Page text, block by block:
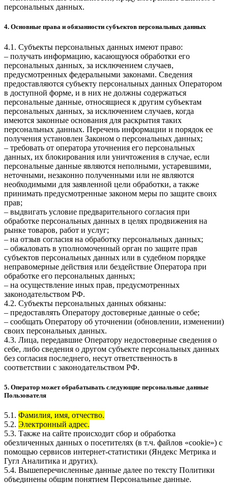
персональных данных.
4. Основные права и обязанности субъектов персональных данных
4.1. Субъекты персональных данных имеют право:
– получать информацию, касающуюся обработки его
персональных данных, за исключением случаев,
предусмотренных федеральными законами. Сведения
предоставляются субъекту персональных данных Оператором
в доступной форме, и в них не должны содержаться
персональные данные, относящиеся к другим субъектам
персональных данных, за исключением случаев, когда
имеются законные основания для раскрытия таких
персональных данных. Перечень информации и порядок ее
получения установлен Законом о персональных данных;
– требовать от оператора уточнения его персональных
данных, их блокирования или уничтожения в случае, если
персональные данные являются неполными, устаревшими,
неточными, незаконно полученными или не являются
необходимыми для заявленной цели обработки, а также
принимать предусмотренные законом меры по защите своих
прав;
– выдвигать условие предварительного согласия при
обработке персональных данных в целях продвижения на
рынке товаров, работ и услуг;
– на отзыв согласия на обработку персональных данных;
– обжаловать в уполномоченный орган по защите прав
субъектов персональных данных или в судебном порядке
неправомерные действия или бездействие Оператора при
обработке его персональных данных;
– на осуществление иных прав, предусмотренных
законодательством РФ.
4.2. Субъекты персональных данных обязаны:
– предоставлять Оператору достоверные данные о себе;
– сообщать Оператору об уточнении (обновлении, изменении)
своих персональных данных.
4.3. Лица, передавшие Оператору недостоверные сведения о
себе, либо сведения о другом субъекте персональных данных
без согласия последнего, несут ответственность в
соответствии с законодательством РФ.
5. Оператор может обрабатывать следующие персональные данные
Пользователя
5.1. Фамилия, имя, отчество.
5.2. Электронный адрес.
5.3. Также на сайте происходит сбор и обработка
обезличенных данных о посетителях (в т.ч. файлов «cookie») с
помощью сервисов интернет-статистики (Яндекс Метрика и
Гугл Аналитика и других).
5.4. Вышеперечисленные данные далее по тексту Политики
объединены общим понятием Персональные данные.